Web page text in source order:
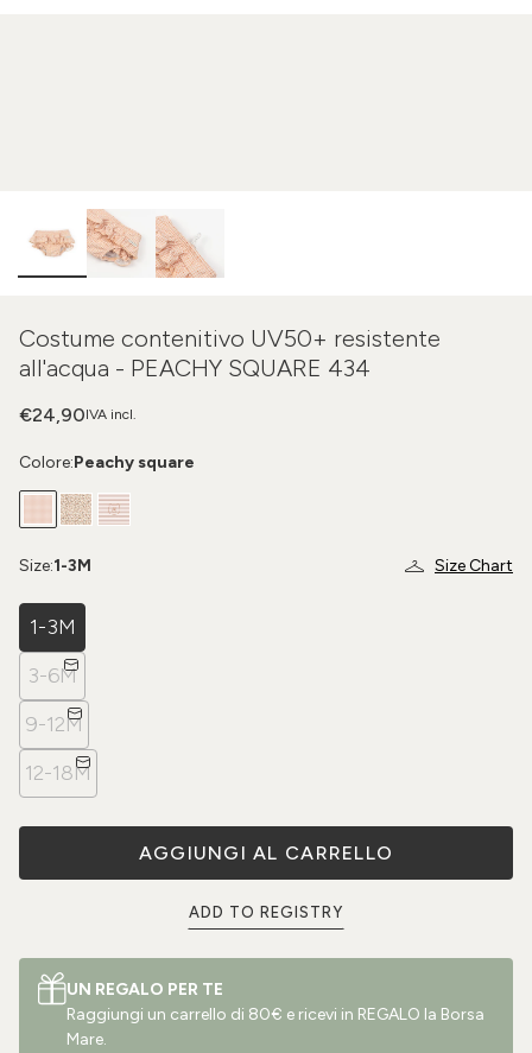
Costume contenitivo UV50+ resistente
all'acqua - PEACHY SQUARE 434
IVA incl.
€24,90
Colore:Peachy square
Size Chart
Size:1-3M
1-3M
3-6M
9-12M
12-18M
AGGIUNGI AL CARRELLO
ADD TO REGISTRY
UN REGALO PER TE
Raggiungi un carrello di 80€ e ricevi in REGALO la Borsa
Mare.